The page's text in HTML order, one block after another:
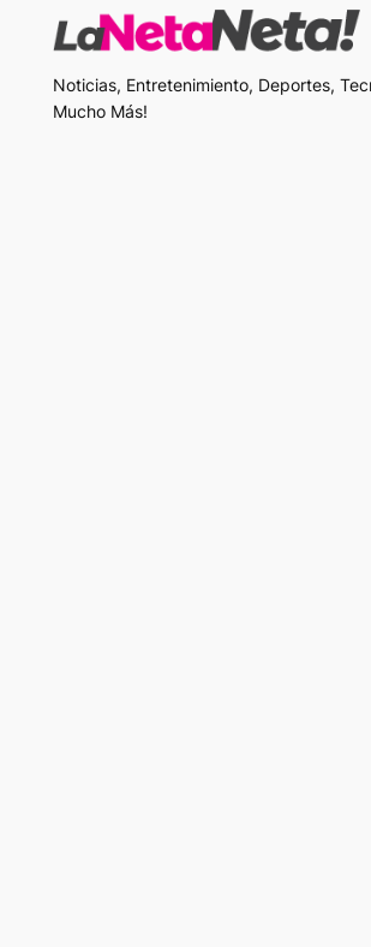
Noticias, Entretenimiento, Deportes,
Mucho Más!